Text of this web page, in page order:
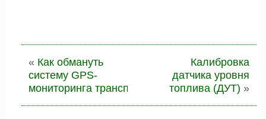
« Как обмануть
систему GPS-
мониторинга транспорта?
Калибровка
датчика уровня
топлива (ДУТ) »